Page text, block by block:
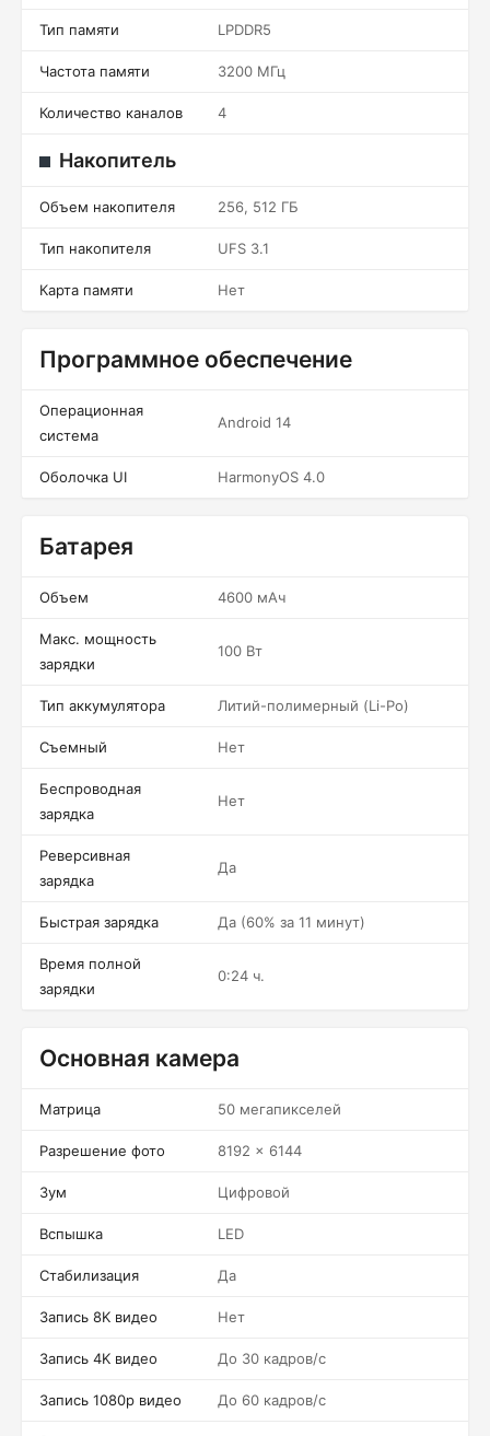
Тип памяти LPDDR5
Частота памяти 3200 МГц
Количество каналов 4
Накопитель
Объем накопителя 256, 512 ГБ
Тип накопителя UFS 3.1
Карта памяти Нет
Программное обеспечение
Операционная
система
Android 14
Оболочка UI HarmonyOS 4.0
Батарея
Объем 4600 мАч
Макс. мощность
зарядки
100 Вт
Тип аккумулятора Литий-полимерный (Li-Po)
Съемный Нет
Беспроводная
зарядка
Нет
Реверсивная
зарядка
Да
Быстрая зарядка Да (60% за 11 минут)
Время полной
зарядки
0:24 ч.
Основная камера
Матрица 50 мегапикселей
Разрешение фото 8192 x 6144
Зум Цифровой
Вспышка LED
Стабилизация Да
Запись 8K видео Нет
Запись 4K видео До 30 кадров/c
Запись 1080p видео До 60 кадров/c